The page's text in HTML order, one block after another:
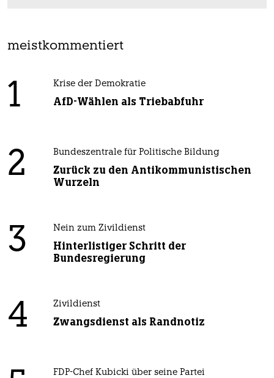
meistkommentiert
1 Krise der Demokratie
AfD-Wählen als Triebabfuhr
2 Bundeszentrale für Politische Bildung
Zurück zu den Antikommunistischen
Wurzeln
3 Nein zum Zivildienst
Hinterlistiger Schritt der
Bundesregierung
4 Zivildienst
Zwangsdienst als Randnotiz
FDP-Chef Kubicki über seine Partei